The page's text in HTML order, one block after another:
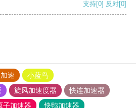
支持[0] 反对[0]
速
小蓝鸟
旋风加速度器
快连加速器
子加速器
快鸭加速器